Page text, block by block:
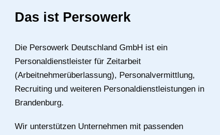
Das ist Persowerk
Die Persowerk Deutschland GmbH ist ein
Personaldienstleister für Zeitarbeit
(Arbeitnehmerüberlassung), Personalvermittlung,
Recruiting und weiteren Personaldienstleistungen in
Brandenburg.
Wir unterstützen Unternehmen mit passenden